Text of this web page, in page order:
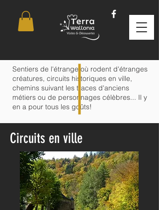
Sentiers de l'étrange où rodent d'étranges
créatures, circuits historiques en ville,
chemins suivant les traces d'anciens
métiers ou de personnages célèbres... Il y
en a pour tous les goûts!
Circuits en ville